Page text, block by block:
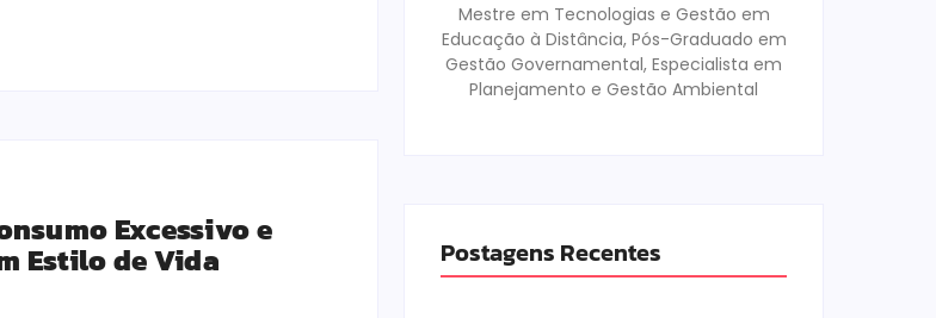
Excessivo e
Estilo de Vida
Mestre em Tecnologias e Gestão em
Educação à Distância, Pós-Graduado em
Gestão Governamental, Especialista em
Planejamento e Gestão Ambiental
Postagens Recentes